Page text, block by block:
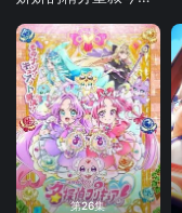
第26集